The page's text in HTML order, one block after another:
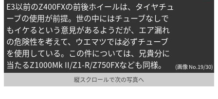
E3以前のZ400FXの前後ホイールは、タイヤチュ
ーブの使用が前提。世の中にはチューブなしで
もイケるという意見があるようだが、エア漏れ
の危険性を考えて、ウエマツでは必ずチューブ
を使用している。この件については、兄貴分に
当たるZ1000Mk II/Z1-R/Z750FXなども同様。
(画像 No.19/30)
縦スクロールで次の写真へ